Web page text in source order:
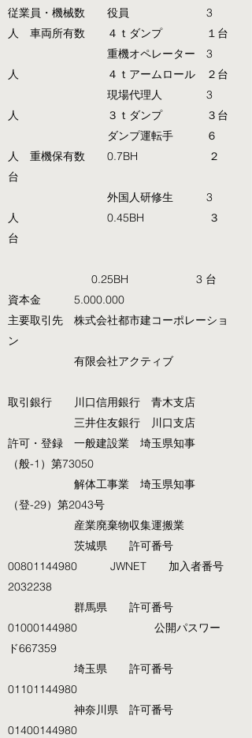
従業員・機械数 役員 3
人 車両所有数 ４ｔダンプ １台
重機オペレーター 3
人 ４ｔアームロール ２台
現場代理人 3
人 ３ｔダンプ ３台
ダンプ運転手 ６
人 重機保有数 0.7BH ２
台
外国人研修生 3
人 0.45BH ３
台
0.25BH 3 台
資本金
5.000.000
主要取引先 株式会社都市建コーポレーショ
ン
有限会社アクティブ
取引銀行 川口信用銀行 青木支店
三井住友銀行 川口支店
許可・登録 一般建設業 埼玉県知事
（般-1）第73050
解体工事業 埼玉県知事
（登-29）第2043号
産業廃棄物収集運搬業
茨城県 許可番号
00801144980 JWNET 加入者番号
2032238
群馬県 許可番号
01000144980 公開パスワー
ド667359
埼玉県 許可番号
01101144980
神奈川県 許可番号
01400144980